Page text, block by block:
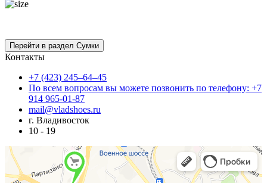
Контакты
+7 (423) 245–64–45
По всем вопросам вы можете позвонить по телефону: +7
914 965-01-87
mail@vladshoes.ru
г. Владивосток
10 - 19